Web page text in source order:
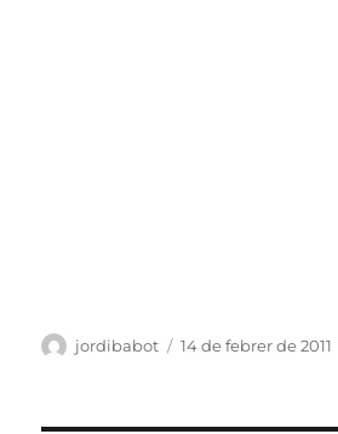
Autor
jordibabot
Publicat
14 de febrer de 2011